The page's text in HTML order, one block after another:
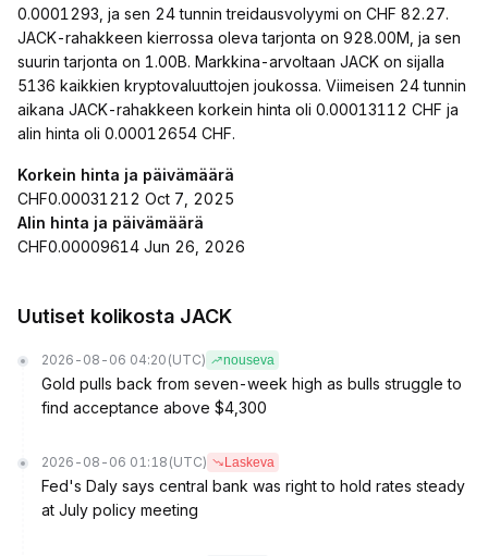
0.0001293, ja sen 24 tunnin treidausvolyymi on CHF 82.27.
JACK-rahakkeen kierrossa oleva tarjonta on 928.00M, ja sen
suurin tarjonta on 1.00B. Markkina-arvoltaan JACK on sijalla
5136 kaikkien kryptovaluuttojen joukossa. Viimeisen 24 tunnin
aikana JACK-rahakkeen korkein hinta oli 0.00013112 CHF ja
alin hinta oli 0.00012654 CHF.
Korkein hinta ja päivämäärä
CHF0.00031212 Oct 7, 2025
Alin hinta ja päivämäärä
CHF0.00009614 Jun 26, 2026
Uutiset kolikosta JACK
2026-08-06 04:20 (UTC) nouseva
Gold pulls back from seven-week high as bulls struggle to
find acceptance above $4,300
2026-08-06 01:18 (UTC) Laskeva
Fed's Daly says central bank was right to hold rates steady
at July policy meeting